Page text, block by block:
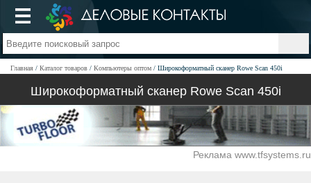
Главная Каталог товаров Компьютеры оптом Широкоформатный сканер Rowe Scan 450i
Широкоформатный сканер Rowe Scan 450i
Реклама www.tfsystems.ru